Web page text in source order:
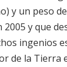
y un peso
2005 y que
ingenios
de la Tierra